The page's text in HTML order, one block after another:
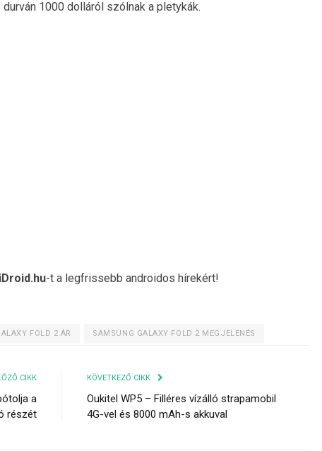
1000 dolláról szólnak a pletykák.
-t a legfrissebb androidos hírekért!
FOLD 2 ÁR SAMSUNG GALAXY FOLD 2 MEGJELENÉS
CIKK
a
részét
KÖVETKEZŐ CIKK
Oukitel WP5 – Filléres vízálló strapamobil
4G-vel és 8000 mAh-s akkuval